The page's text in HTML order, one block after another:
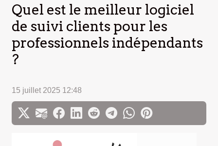
Quel est le meilleur logiciel
de suivi clients pour les
professionnels indépendants
?
15 juillet 2025 12:48